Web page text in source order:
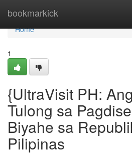
bookmarkick
Home
Home
1
{UltraVisit PH:
Tulong sa
Biyahe sa
Pilipinas